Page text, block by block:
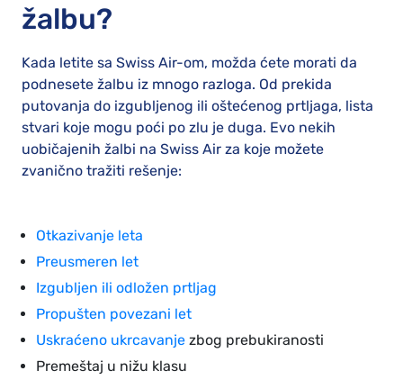
žalbu?
Kada letite sa Swiss Air-om, možda ćete morati da
podnesete žalbu iz mnogo razloga. Od prekida
putovanja do izgubljenog ili oštećenog prtljaga, lista
stvari koje mogu poći po zlu je duga. Evo nekih
uobičajenih žalbi na Swiss Air za koje možete
zvanično tražiti rešenje:
Otkazivanje leta
Preusmeren let
Izgubljen ili odložen prtljag
Propušten povezani let
Uskraćeno ukrcavanje zbog prebukiranosti
Premeštaj u nižu klasu